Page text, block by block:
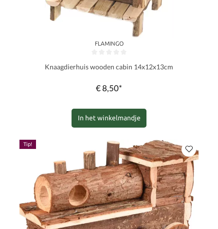
FLAMINGO
Knaagdierhuis wooden cabin 14x12x13cm
€ 8,50*
In het winkelmandje
Tip!